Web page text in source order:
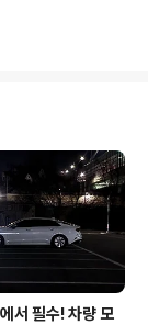
서 필수! 차량 모